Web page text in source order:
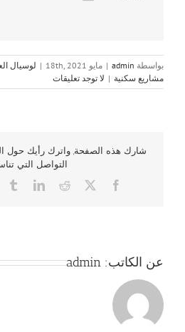
بواسطة admin
| مايو 18th, 2021 | لوسيال
مشاريع سكنية | لا توجد تعليقات
شارك هذه الصفحة, واترك رأيك حول
التواصل التي
Facebook
X
Reddit
عن الكاتب: admin